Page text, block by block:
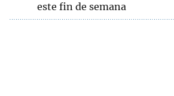
este fin de semana